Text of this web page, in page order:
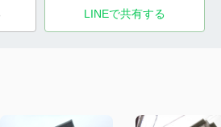
LINEで共有する